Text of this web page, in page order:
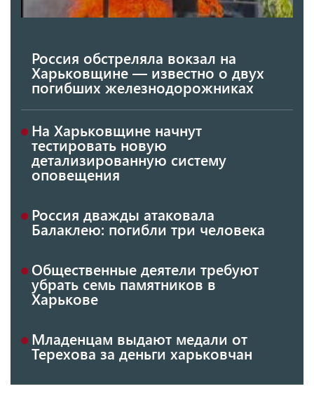
Россия обстреляла вокзал на
Харьковщине — известно о двух
погибших железнодорожниках
На Харьковщине начнут
тестировать новую
детализированную систему
оповещения
Россия дважды атаковала
Балаклею: погибли три человека
Общественные деятели требуют
убрать семь памятников в
Харькове
Младенцам выдают медали от
Терехова за деньги харьковчан